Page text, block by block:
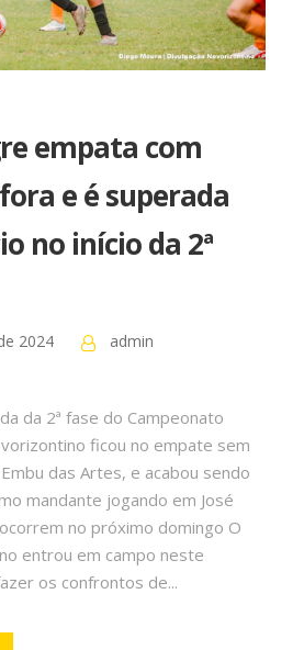
empata com
e é superada
no início da 2ª
2024
admin
da 2ª fase do Campeonato
ficou no empate sem
das Artes, e acabou sendo
mandante jogando em José
no próximo domingo O
entrou em campo neste
os confrontos de...